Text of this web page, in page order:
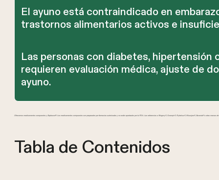
El ayuno está contraindicado en
trastornos alimentarios activos e
Las personas con diabetes,
requieren evaluación médica, ajuste de
ayuno.
Ofrecemos medicamentos compuestos y Zepbound®. Los medicamentos compuestos son preparados por farmacias autorizadas y no están aprobados por la FDA. Las referencias a Wegovy®, Ozempic®, Rybelsus®, Mounjaro®, Saxenda® u otras marcas
Tabla de Contenidos